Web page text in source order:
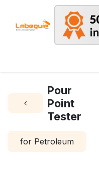
Pour
Point
Tester
for Petroleum